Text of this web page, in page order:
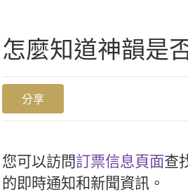
怎麼知道神韻是
分享
您可以訪問訂票信息頁面查
的即時通知和新聞資訊。